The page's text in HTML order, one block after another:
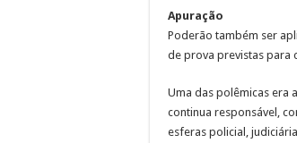
Apuração
Poderão também ser
de prova previstas para
Uma das polêmicas era
continua responsável,
esferas policial,